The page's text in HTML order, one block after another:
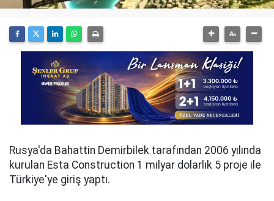
Rusya'da Bahattin Demirbilek tarafından 2006 yılında
kurulan Esta Construction 1 milyar dolarlık 5 proje ile
Türkiye'ye giriş yaptı.